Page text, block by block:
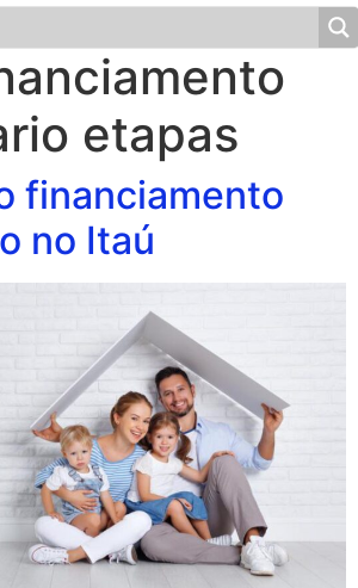
etapas
financiamento
no Itaú